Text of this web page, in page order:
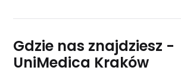
Gdzie nas znajdziesz -
UniMedica Kraków